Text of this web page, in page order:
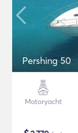
Pershing 50
Motoryacht